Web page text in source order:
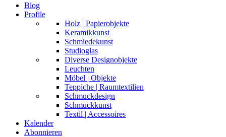
Blog
Profile
Holz | Papierobjekte
Keramikkunst
Schmiedekunst
Studioglas
Diverse Designobjekte
Leuchten
Möbel | Objekte
Teppiche | Raumtextilien
Schmuckdesign
Schmuckkunst
Textil | Accessoires
Kalender
Abonnieren